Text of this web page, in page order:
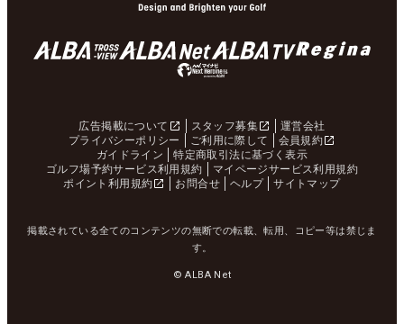
広告掲載について スタッフ募集
運営会社
プライバシーポリシー
ご利用に際して
会員規約
ガイドライン
特定商取引法に基づく表示
ゴルフ場予約サービス利用規約
マイページサービス利用規約
ポイント利用規約
お問合せ ヘルプ サイトマップ
掲載されている全てのコンテンツの無断での転載、転用、コピー等は禁じま
す。
© ALBA Net